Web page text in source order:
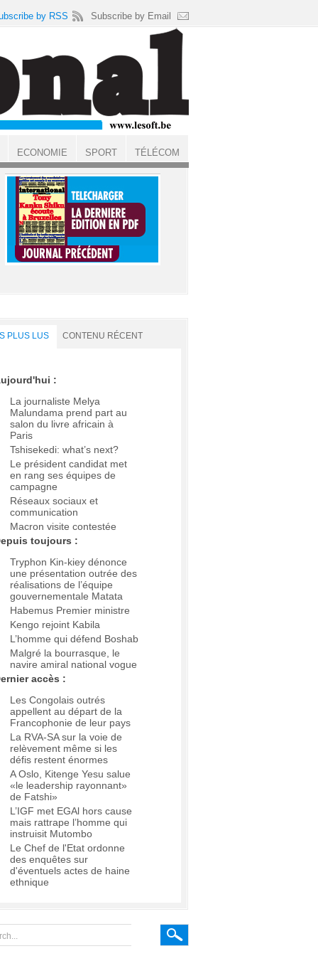
PLUS LUS CONTENU RÉCENT
:
La journaliste Melya
Malundama prend part au
salon du livre africain à
Paris
Tshisekedi: what’s next?
Le président candidat met
en rang ses équipes de
campagne
Réseaux sociaux et
communication
Macron visite contestée
toujours :
Tryphon Kin-kiey dénonce
une présentation outrée des
réalisations de l’équipe
gouvernementale Matata
Habemus Premier ministre
Kengo rejoint Kabila
L’homme qui défend Boshab
Malgré la bourrasque, le
navire amiral national vogue
accès :
Les Congolais outrés
appellent au départ de la
Francophonie de leur pays
La RVA-SA sur la voie de
relèvement même si les
défis restent énormes
A Oslo, Kitenge Yesu salue
«le leadership rayonnant»
de Fatshi»
L’IGF met EGAl hors cause
mais rattrape l’homme qui
instruisit Mutombo
Le Chef de l'Etat ordonne
des enquêtes sur
d'éventuels actes de haine
ethnique
by RSS Subscribe by Email
ECONOMIE SPORT TÉLÉCOM